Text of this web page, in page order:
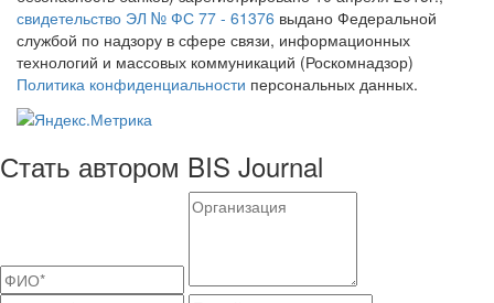
свидетельство ЭЛ № ФС 77 - 61376 выдано Федеральной
службой по надзору в сфере связи, информационных
технологий и массовых коммуникаций (Роскомнадзор)
Политика конфиденциальности персональных данных.
Стать автором BIS Journal